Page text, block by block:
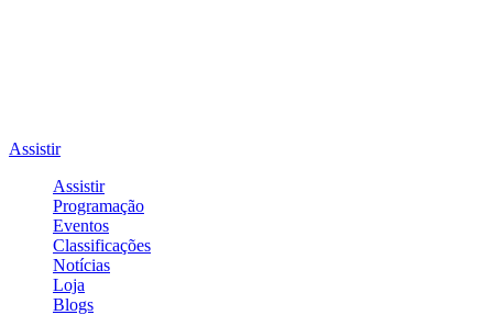
Assistir
Assistir
Programação
Eventos
Classificações
Notícias
Loja
Blogs